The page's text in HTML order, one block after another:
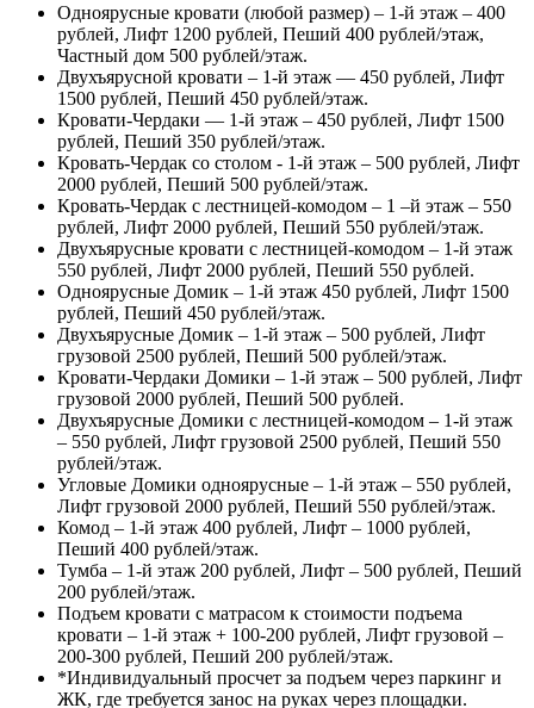
Одноярусные кровати (любой размер) – 1-й этаж – 400
рублей, Лифт 1200 рублей, Пеший 400 рублей/этаж,
Частный дом 500 рублей/этаж.
Двухъярусной кровати – 1-й этаж — 450 рублей, Лифт
1500 рублей, Пеший 450 рублей/этаж.
Кровати-Чердаки — 1-й этаж – 450 рублей, Лифт 1500
рублей, Пеший 350 рублей/этаж.
Кровать-Чердак со столом - 1-й этаж – 500 рублей, Лифт
2000 рублей, Пеший 500 рублей/этаж.
Кровать-Чердак с лестницей-комодом – 1 –й этаж – 550
рублей, Лифт 2000 рублей, Пеший 550 рублей/этаж.
Двухъярусные кровати с лестницей-комодом – 1-й этаж
550 рублей, Лифт 2000 рублей, Пеший 550 рублей.
Одноярусные Домик – 1-й этаж 450 рублей, Лифт 1500
рублей, Пеший 450 рублей/этаж.
Двухъярусные Домик – 1-й этаж – 500 рублей, Лифт
грузовой 2500 рублей, Пеший 500 рублей/этаж.
Кровати-Чердаки Домики – 1-й этаж – 500 рублей, Лифт
грузовой 2000 рублей, Пеший 500 рублей.
Двухъярусные Домики с лестницей-комодом – 1-й этаж
– 550 рублей, Лифт грузовой 2500 рублей, Пеший 550
рублей/этаж.
Угловые Домики одноярусные – 1-й этаж – 550 рублей,
Лифт грузовой 2000 рублей, Пеший 550 рублей/этаж.
Комод – 1-й этаж 400 рублей, Лифт – 1000 рублей,
Пеший 400 рублей/этаж.
Тумба – 1-й этаж 200 рублей, Лифт – 500 рублей, Пеший
200 рублей/этаж.
Подъем кровати с матрасом к стоимости подъема
кровати – 1-й этаж + 100-200 рублей, Лифт грузовой –
200-300 рублей, Пеший 200 рублей/этаж.
*Индивидуальный просчет за подъем через паркинг и
ЖК, где требуется занос на руках через площадки.